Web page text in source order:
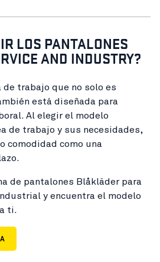
LOS PANTALONES
AND INDUSTRY?
de trabajo que no solo es
está diseñada para
Al elegir el modelo
de trabajo y sus necesidades,
comodidad como una
de pantalones Blåkläder para
y encuentra el modelo
ti.